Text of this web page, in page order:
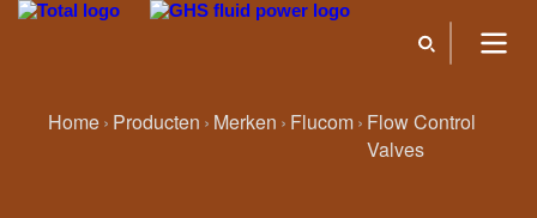
Home Producten Merken Flucom Flow Control
Valves